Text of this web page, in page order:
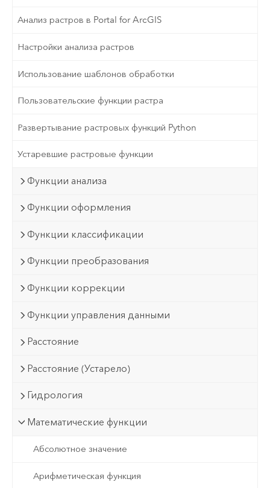
Анализ растров в Portal for ArcGIS
Настройки анализа растров
Использование шаблонов обработки
Пользовательские функции растра
Развертывание растровых функций Python
Устаревшие растровые функции
Функции анализа
Функции оформления
Функции классификации
Функции преобразования
Функции коррекции
Функции управления данными
Расстояние
Расстояние (Устарело)
Гидрология
Математические функции
Абсолютное значение
Арифметическая функция